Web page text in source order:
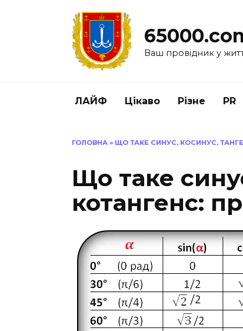
Ваш провідник у
ЛАЙФ Цікаво Різне PR
ГОЛОВНА » ЩО ТАКЕ СИНУС, КОСИНУС,
Що таке
котангенс: